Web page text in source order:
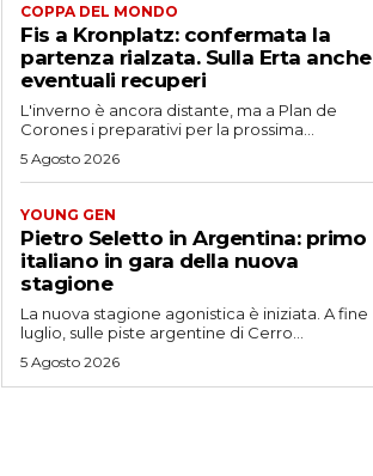
COPPA DEL MONDO
Fis a Kronplatz: confermata la
partenza rialzata. Sulla Erta anche
eventuali recuperi
L'inverno è ancora distante, ma a Plan de
Corones i preparativi per la prossima...
5 Agosto 2026
YOUNG GEN
Pietro Seletto in Argentina: primo
italiano in gara della nuova
stagione
La nuova stagione agonistica è iniziata. A fine
luglio, sulle piste argentine di Cerro...
5 Agosto 2026